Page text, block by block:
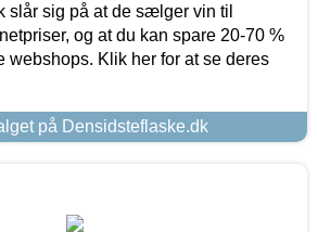
slår sig på at de sælger vin til
og at du kan spare 20-70 %
webshops. Klik her for at se deres
på Densidsteflaske.dk